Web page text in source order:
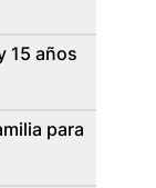
15 años
para